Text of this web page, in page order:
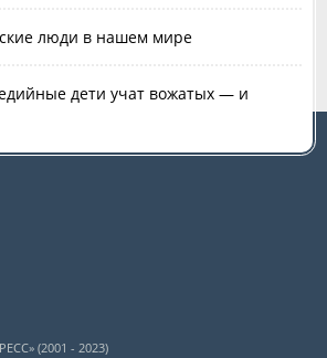
люди в нашем мире
дети учат вожатых — и
(2001 - 2023)